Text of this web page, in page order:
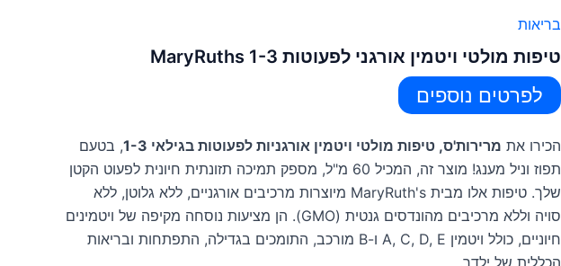
בריאות
טיפות מולטי ויטמין אורגני לפעוטות 1-3 MaryRuths
לפרטים נוספים
הכירו את מרירות'ס, טיפות מולטי ויטמין אורגניות לפעוטות בגילאי 1-3
, בטעם
תפוז וניל מענג! מוצר זה, המכיל 60 מ"ל, מספק תמיכה תזונתית חיונית לפעוט הקטן
שלך. טיפות אלו מבית MaryRuth's מיוצרות מרכיבים אורגניים, ללא גלוטן, ללא
סויה וללא מרכיבים מהונדסים גנטית (GMO). הן מציעות נוסחה מקיפה של ויטמינים
חיוניים, כולל ויטמין A, C, D, E ו-B מורכב, התומכים בגדילה, התפתחות ובריאות
הכללית של ילדך.